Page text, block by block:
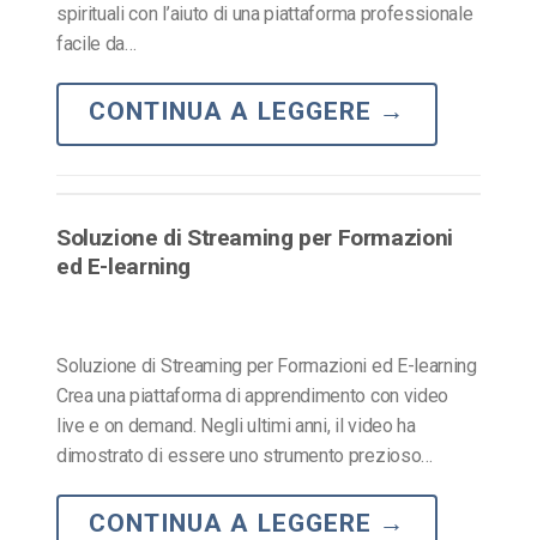
spirituali con l’aiuto di una piattaforma professionale
facile da…
CONTINUA A LEGGERE →
Soluzione di Streaming per Formazioni
ed E-learning
Soluzione di Streaming per Formazioni ed E-learning
Crea una piattaforma di apprendimento con video
live e on demand. Negli ultimi anni, il video ha
dimostrato di essere uno strumento prezioso…
CONTINUA A LEGGERE →